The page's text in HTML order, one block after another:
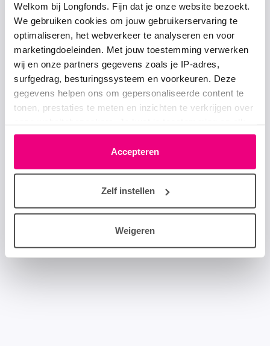
Welkom bij Longfonds. Fijn dat je onze website bezoekt.
We gebruiken cookies om jouw gebruikerservaring te
optimaliseren, het webverkeer te analyseren en voor
marketingdoeleinden. Met jouw toestemming verwerken
wij en onze partners gegevens zoals je IP-adres,
surfgedrag, besturingssysteem en voorkeuren. Deze
gegevens helpen ons om gepersonaliseerde content te
tonen, prestaties te meten en inzichten te verkrijgen over
moment wijzigen of intrekken via het cookie-icoontje
linksonder elke pagina. De lijst met partners is te vinden
in het tabblad “details”.
Accepteren
Zelf instellen
Weigeren